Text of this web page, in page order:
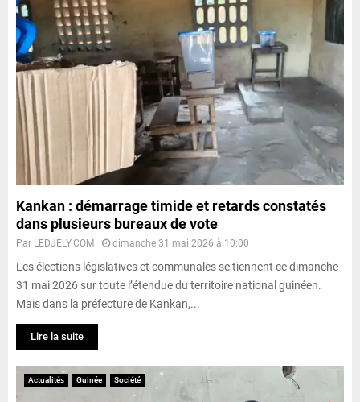
Kankan : démarrage timide et retards constatés
dans plusieurs bureaux de vote
Par LEDJELY.COM dimanche 31 mai 2026 à 10:00
Les élections législatives et communales se tiennent ce dimanche
31 mai 2026 sur toute l’étendue du territoire national guinéen.
Mais dans la préfecture de Kankan,...
Lire la suite
Actualités Guinée Société